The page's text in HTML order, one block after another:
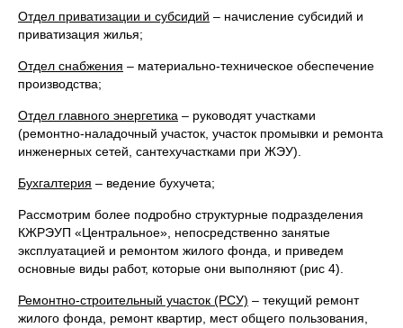
Отдел приватизации и субсидий – начисление субсидий и
приватизация жилья;
Отдел снабжения – материально-техническое обеспечение
производства;
Отдел главного энергетика – руководят участками
(ремонтно-наладочный участок, участок промывки и ремонта
инженерных сетей, сантехучастками при ЖЭУ).
Бухгалтерия – ведение бухучета;
Рассмотрим более подробно структурные подразделения
КЖРЭУП «Центральное», непосредственно занятые
эксплуатацией и ремонтом жилого фонда, и приведем
основные виды работ, которые они выполняют (рис 4).
Ремонтно-строительный участок (РСУ) – текущий ремонт
жилого фонда, ремонт квартир, мест общего пользования,